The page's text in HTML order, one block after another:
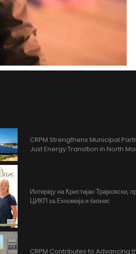
CRPM Strengthens Municipal
Just Energy Transition in North
Интервју на Кристијан Трајковски,
ЦИКП за Екномија и бизнис
CRPM Contributes to Advancing